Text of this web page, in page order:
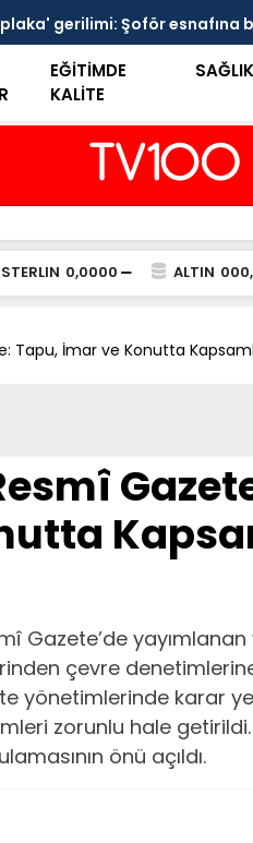
gerilimi: Şoför esnafına
EĞİTİMDE
KALİTE
SAĞLIK
STERLIN 0,0000 ALTIN
Tapu, İmar ve Konutta
Gazete’de
çevre
yönetimlerinde karar
zorunlu hale getirildi.
önü açıldı.